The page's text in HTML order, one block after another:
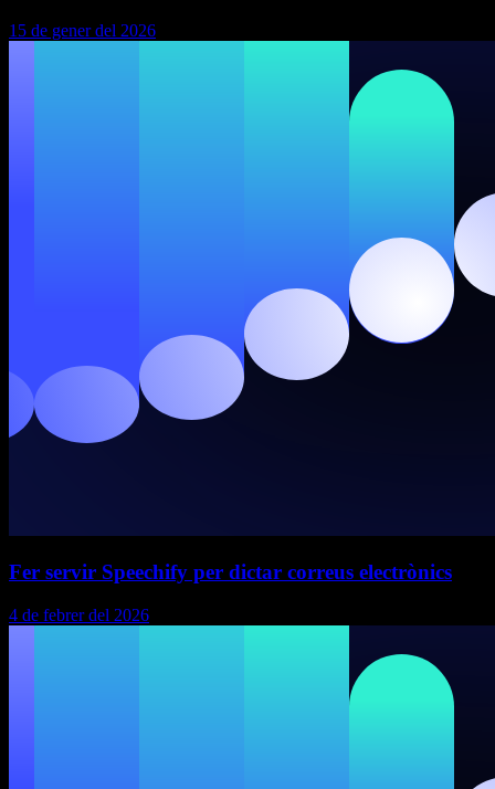
15 de gener del 2026
Fer servir Speechify per dictar correus electrònics
4 de febrer del 2026